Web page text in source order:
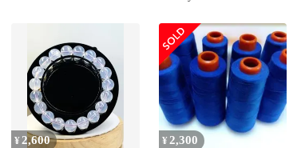
¥2,600 ¥2,300